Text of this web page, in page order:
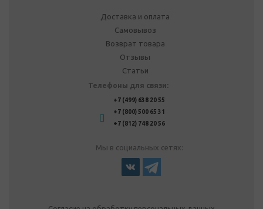
Доставка и оплата
Самовывоз
Возврат товара
Отзывы
Статьи
Телефоны для связи:
+7 (499) 638 20 55
+7 (800) 500 65 31
+7 (812) 748 20 56
Мы в социальных сетях: